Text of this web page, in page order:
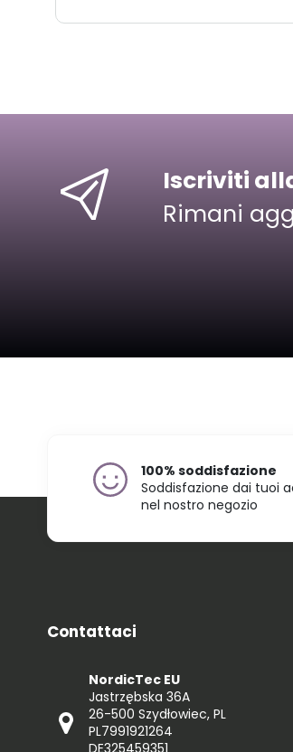
Iscriviti
Rimani
100% soddisfazione
Soddisfazione dai tuoi
nel nostro negozio
Contattaci
NordicTec EU
Jastrzębska 36A
26-500 Szydłowiec, PL
PL7991921264